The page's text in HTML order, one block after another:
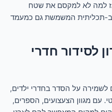
למה לא למקסם את שטח
תכליתית המשמשת גם כמעמד
לסידור חדרי
לשמירה על הסדר בחדרי ילדים,
עם מגוון הצעצועים, הספרים,